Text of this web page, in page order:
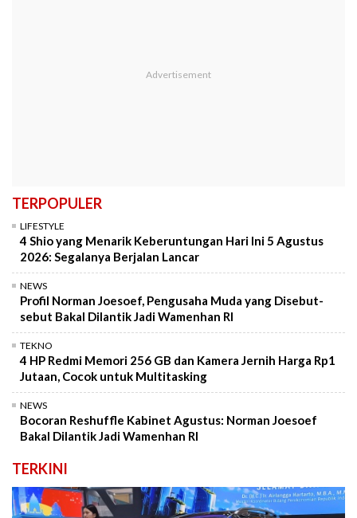
TERPOPULER
LIFESTYLE
4 Shio yang Menarik Keberuntungan Hari Ini 5 Agustus
2026: Segalanya Berjalan Lancar
NEWS
Profil Norman Joesoef, Pengusaha Muda yang Disebut-
sebut Bakal Dilantik Jadi Wamenhan RI
TEKNO
4 HP Redmi Memori 256 GB dan Kamera Jernih Harga Rp1
Jutaan, Cocok untuk Multitasking
NEWS
Bocoran Reshuffle Kabinet Agustus: Norman Joesoef
Bakal Dilantik Jadi Wamenhan RI
TERKINI